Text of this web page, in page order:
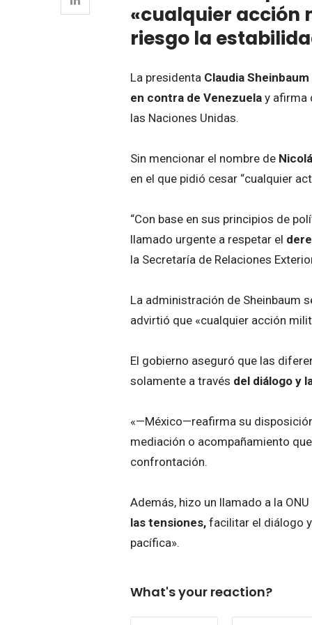
«cualquier acción
riesgo la
La presidenta Claudia Sheinbaum
en contra de Venezuela y afirma
las Naciones Unidas.
Sin mencionar el nombre de
en el que pidió cesar “cualquier
“Con base en sus principios de
llamado urgente a respetar el
la Secretaría de Relaciones
La administración de Sheinbaum
advirtió que «cualquier acción
El gobierno aseguró que las
solamente a través del diálogo y
«—México—reafirma su
mediación o acompañamiento
confrontación.
Además, hizo un llamado a la
las tensiones, facilitar el diálogo
pacífica».
What's your reaction?